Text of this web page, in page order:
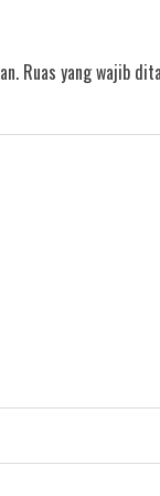
Ruas yang wajib